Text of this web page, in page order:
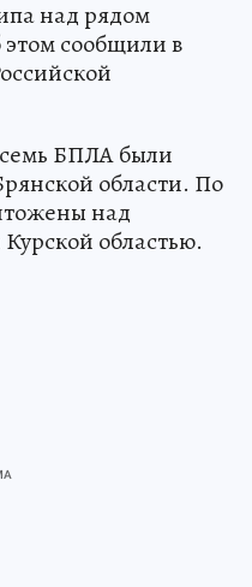
над рядом
сообщили в
БПЛА были
области. По
над